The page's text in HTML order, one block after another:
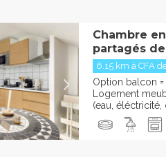
Chambre
partagés
6.15 km à CFA
Option balcon
Logement
(eau, éléctricité,